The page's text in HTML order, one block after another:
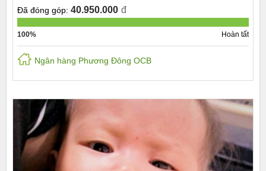
Đã đóng góp: 40.950.000 đ
100% Hoàn tất
Ngân hàng Phương Đông OCB